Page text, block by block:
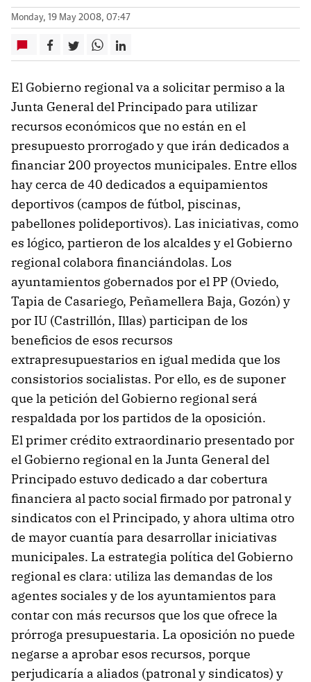
Monday, 19 May 2008, 07:47
El Gobierno regional va a solicitar permiso a la
Junta General del Principado para utilizar
recursos económicos que no están en el
presupuesto prorrogado y que irán dedicados a
financiar 200 proyectos municipales. Entre ellos
hay cerca de 40 dedicados a equipamientos
deportivos (campos de fútbol, piscinas,
pabellones polideportivos). Las iniciativas, como
es lógico, partieron de los alcaldes y el Gobierno
regional colabora financiándolas. Los
ayuntamientos gobernados por el PP (Oviedo,
Tapia de Casariego, Peñamellera Baja, Gozón) y
por IU (Castrillón, Illas) participan de los
beneficios de esos recursos
extrapresupuestarios en igual medida que los
consistorios socialistas. Por ello, es de suponer
que la petición del Gobierno regional será
respaldada por los partidos de la oposición.
El primer crédito extraordinario presentado por
el Gobierno regional en la Junta General del
Principado estuvo dedicado a dar cobertura
financiera al pacto social firmado por patronal y
sindicatos con el Principado, y ahora ultima otro
de mayor cuantía para desarrollar iniciativas
municipales. La estrategia política del Gobierno
regional es clara: utiliza las demandas de los
agentes sociales y de los ayuntamientos para
contar con más recursos que los que ofrece la
prórroga presupuestaria. La oposición no puede
negarse a aprobar esos recursos, porque
perjudicaría a aliados (patronal y sindicatos) y